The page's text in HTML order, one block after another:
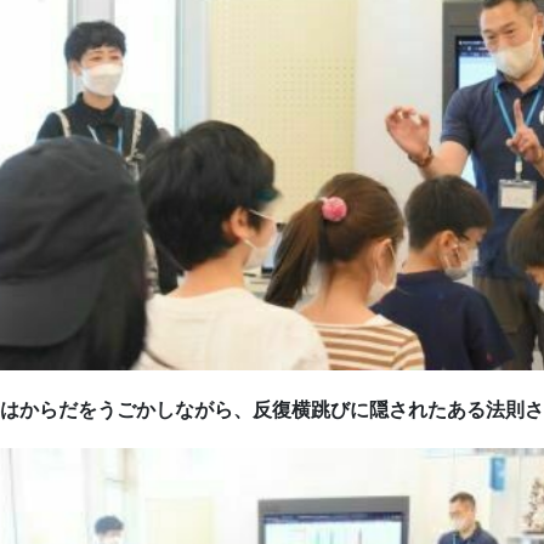
からだをうごかしながら、反復横跳びに隠されたある法則